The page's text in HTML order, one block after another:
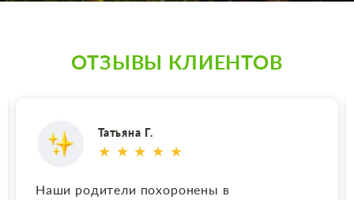
ОТЗЫВЫ КЛИЕНТОВ
Анжелика Фомина
★ ★ ★ ★ ★
Результат работы оправдал ожидания.